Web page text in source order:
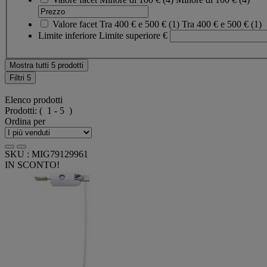
Valore facet Tra 400 € e 500 € (1) Tra 400 € e 500 € (1)
Limite inferiore Limite superiore €
Mostra tutti 5 prodotti
Filtri 5
Elenco prodotti
Prodotti: ( 1 - 5 )
Ordina per
SKU : MIG79129961
IN SCONTO!